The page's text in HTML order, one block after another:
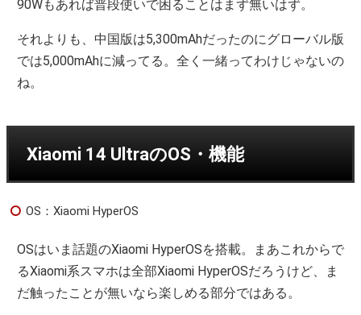
90Wもあれば普段使いで困ることはまず無いはず。
それよりも、中国版は5,300mAhだったのにグローバル版
では5,000mAhに減ってる。全く一緒ってわけじゃないの
ね。
Xiaomi 14 UltraのOS・機能
OS：Xiaomi HyperOS
OSはいま話題のXiaomi HyperOSを搭載。まあこれからで
るXiaomi系スマホは全部Xiaomi HyperOSだろうけど、ま
だ触ったことが無いなら楽しめる部分ではある。